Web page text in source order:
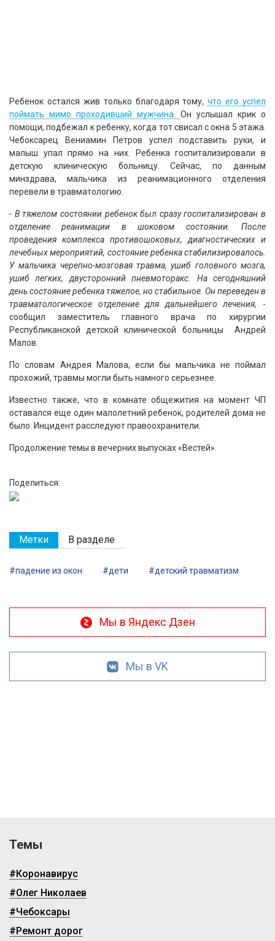
Ребенок остался жив только благодаря тому,что его успел
поймать мимо проходивший мужчина. Он услышал крик о
помощи, подбежал к ребенку, когда тот свисал с окна 5 этажа.
Чебоксарец Вениамин Петров успел подставить руки, и
малыш упал прямо на них. Ребенка госпитализировали в
детскую клиническую больницу. Сейчас, по данным
минздрава, мальчика из реанимационного отделения
перевели в травматологию.
- В тяжелом состоянии ребенок был сразу госпитализирован в
отделение реанимации в шоковом состоянии. После
проведения комплекса противошоковых, диагностических и
лечебных мероприятий, состояние ребенка стабилизировалось.
У мальчика черепно-мозговая травма, ушиб головного мозга,
ушиб легких, двусторонний пневмоторакс. На сегодняшний
день состояние ребенка тяжелое, но стабильное. Он переведен в
травматологическое отделение для дальнейшего лечения, -
сообщил заместитель главного врача по хирургии
Республиканской детской клинической больницы Андрей
Малов.
По словам Андрея Малова, если бы мальчика не поймал
прохожий, травмы могли быть намного серьезнее.
Известно также, что в комнате общежития на момент ЧП
оставался еще один малолетний ребенок, родителей дома не
было. Инцидент расследуют правоохранители.
Продолжение темы в вечерних выпусках «Вестей».
Поделиться:
Метки В разделе
#падение из окон #дети #детский травматизм
Мы в Яндекс Дзен
Мы в VK
Темы
#Коронавирус
#Олег Николаев
#Чебоксары
#Ремонт дорог